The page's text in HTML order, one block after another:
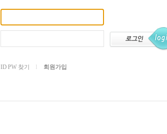
ID PW 찾기 회원가입